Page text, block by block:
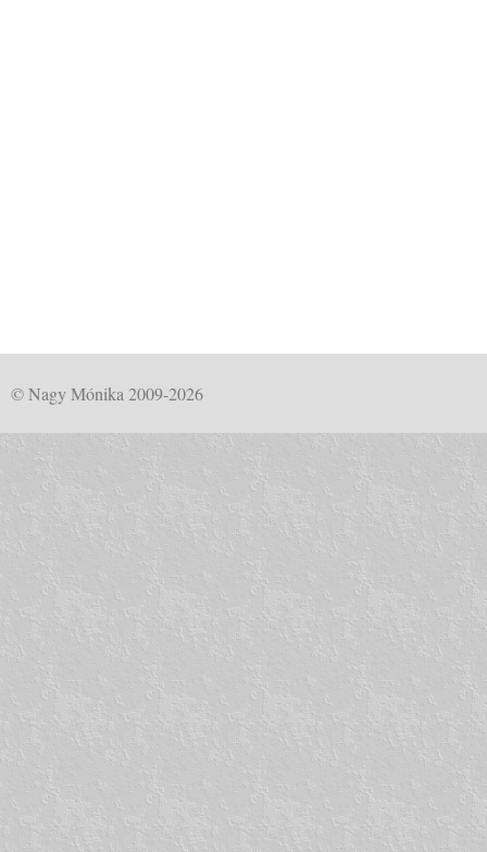
© Nagy Mónika 2009-2026